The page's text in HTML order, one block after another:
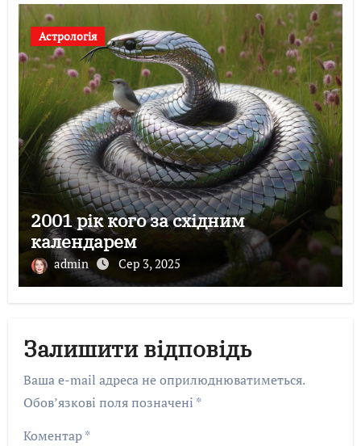
Астрологія
2001 рік кого за східним
календарем
admin Сер 3, 2025
Залишити відповідь
Ваша e-mail адреса не оприлюднюватиметься.
Обов’язкові поля позначені *
Коментар*